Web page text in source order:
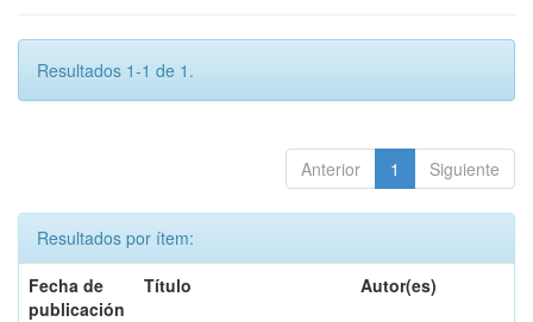
Resultados 1-1 de 1.
Anterior 1 Siguiente
Resultados por ítem:
Fecha de
publicación
Título Autor(es)